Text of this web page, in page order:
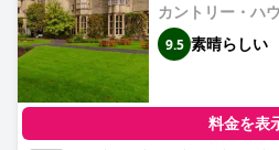
カントリー・ハ
9.5 素晴らしい
料金を表